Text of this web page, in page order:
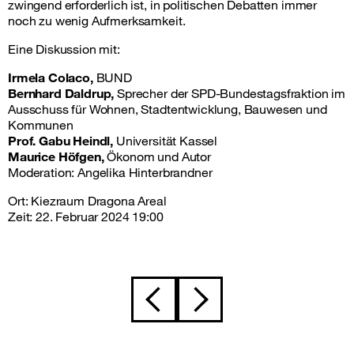
zwingend erforderlich ist, in politischen Debatten immer
noch zu wenig Aufmerksamkeit.
Eine Diskussion mit:
Irmela Colaco, BUND
Bernhard Daldrup,Sprecher der SPD-Bundestagsfraktion im
Ausschuss für Wohnen, Stadtentwicklung, Bauwesen und
Kommunen
Prof. Gabu Heindl, Universität Kassel
Maurice Höfgen,Ökonom und Autor
Moderation: Angelika Hinterbrandner
Ort: Kiezraum Dragona Areal
Zeit: 22. Februar 2024 19:00
Beitragsnavigation